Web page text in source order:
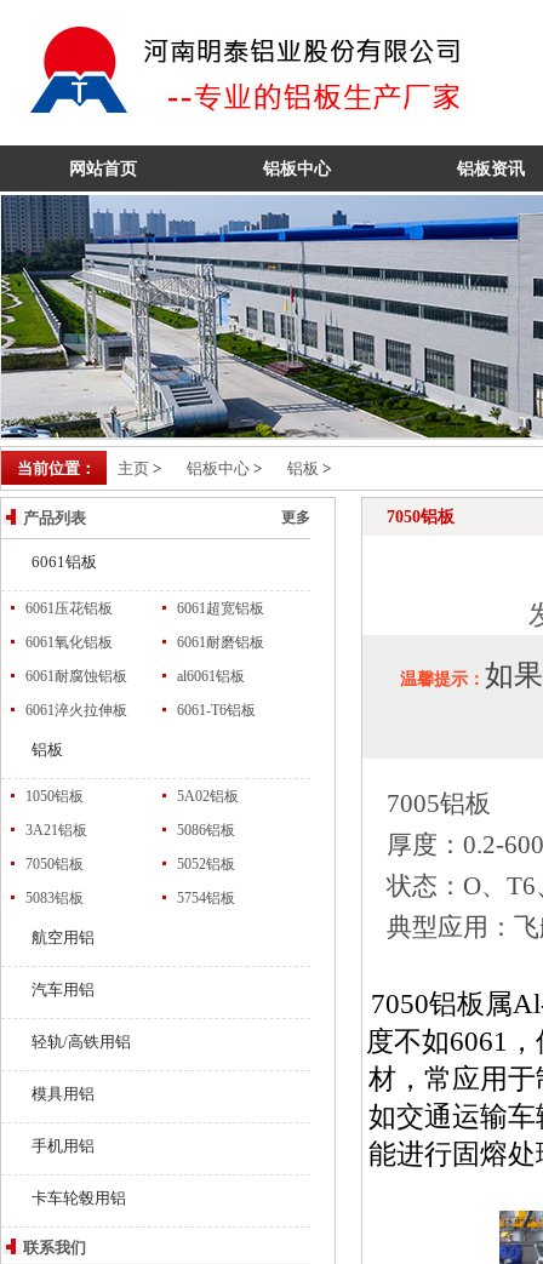
网站首页 铝板中心 铝板资讯
当前位置： 主页 > 铝板中心 > 铝板 >
更多
产品列表
6061铝板
6061压花铝板
6061超宽铝板
6061氧化铝板
6061耐磨铝板
6061耐腐蚀铝板
al6061铝板
6061淬火拉伸板
6061-T6铝板
铝板
1050铝板
5A02铝板
3A21铝板
5086铝板
7050铝板
5052铝板
5083铝板
5754铝板
航空用铝
汽车用铝
轻轨/高铁用铝
模具用铝
手机用铝
卡车轮毂用铝
联系我们
7050铝板
温馨提示： 如
7005铝板
厚度：0.2-
状态：O、T6
典型应用：
7050铝板属
度不如6061
材，常应用
如交通运输
能进行固熔